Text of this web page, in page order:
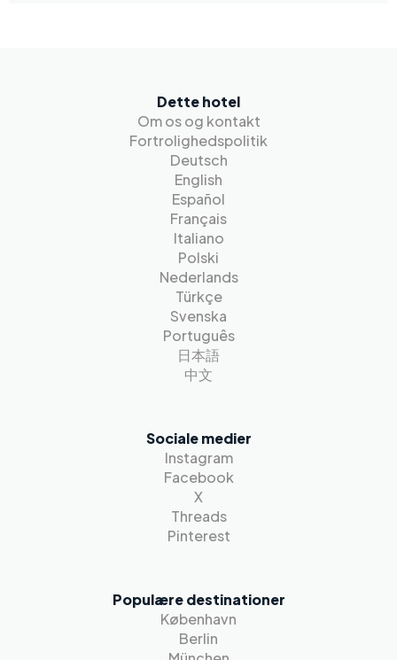
Dette hotel
Om os og kontakt
Fortrolighedspolitik
Deutsch
English
Español
Français
Italiano
Polski
Nederlands
Türkçe
Svenska
Português
日本語
中文
Sociale medier
Instagram
Facebook
X
Threads
Pinterest
Populære destinationer
København
Berlin